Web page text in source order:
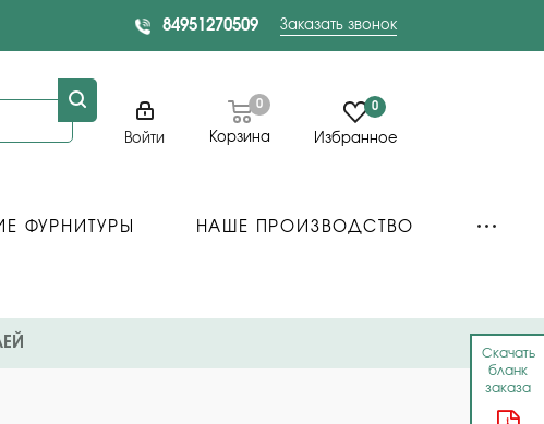
Скачать
бланк
заказа
84951270509 Заказать звонок
Войти Корзина
0 0
Избранное
ФУРНИТУРЫ НАШЕ ПРОИЗВОДСТВО